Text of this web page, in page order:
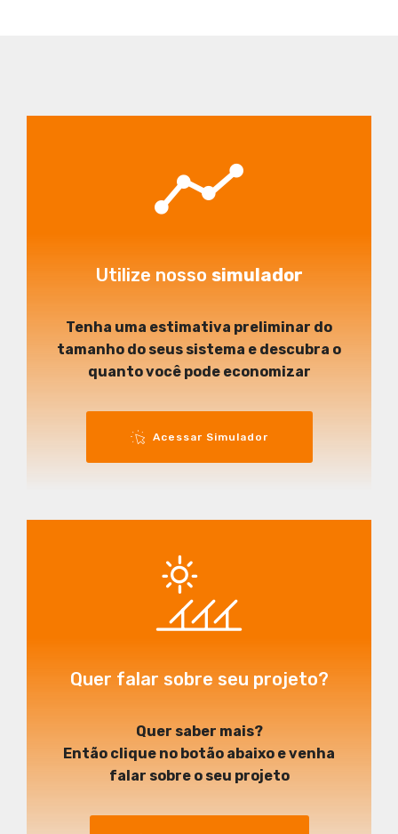
Utilize nosso simulador
Tenha uma estimativa preliminar do
tamanho do seus sistema e descubra o
quanto você pode economizar
Acessar Simulador
Quer falar sobre seu projeto?
Quer saber mais?
Então clique no botão abaixo e venha
falar sobre o seu projeto